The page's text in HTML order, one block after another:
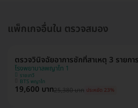
แพ็กเกจอื่นใน ตรวจสมอง
ตรวจวินิจฉัยอาการชักที่สาเหตุ 3 รายก
โรงพยาบาลพญาไท 1
ราชเทวี
BTS พญาไท
19,600 บาท25,380 บาท ประหยัด 23%